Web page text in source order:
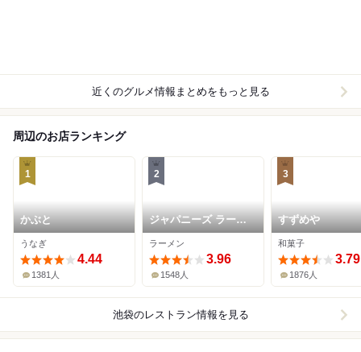
近くのグルメ情報まとめをもっと見る
周辺のお店ランキング
1
かぶと
うなぎ
4.44
1381人
2
ジャパニーズ ラーメ
ン 五感
ラーメン
3.96
1548人
3
すずめや
和菓子
3.79
1876人
池袋のレストラン情報を見る